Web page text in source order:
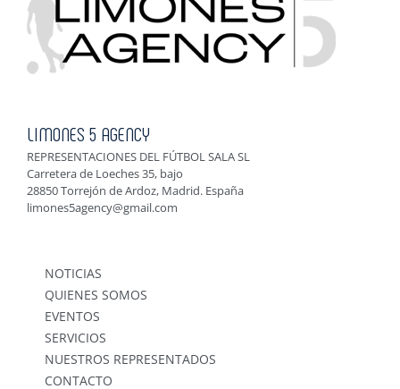
LIMONES 5 AGENCY
REPRESENTACIONES DEL FÚTBOL SALA SL
Carretera de Loeches 35, bajo
28850 Torrejón de Ardoz, Madrid. España
limones5agency@gmail.com
NOTICIAS
QUIENES SOMOS
EVENTOS
SERVICIOS
NUESTROS REPRESENTADOS
CONTACTO